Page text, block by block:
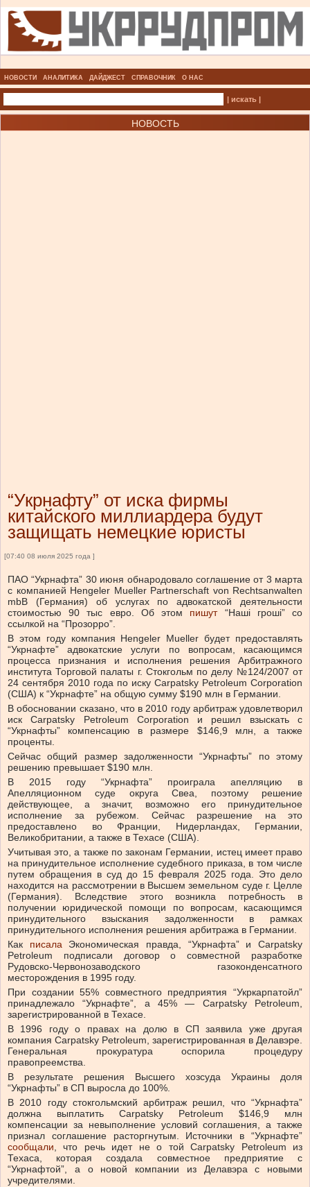
НОВОСТИ АНАЛИТИКА ДАЙДЖЕСТ СПРАВОЧНИК О НАС
| искать |
НОВОСТЬ
“Укрнафту” от иска фирмы
китайского миллиардера будут
защищать немецкие юристы
[07:40 08 июля 2025 года ]
ПАО “Укрнафта” 30 июня обнародовало соглашение от 3 марта
с компанией Hengeler Mueller Partnerschaft von Rechtsanwalten
mbB (Германия) об услугах по адвокатской деятельности
стоимостью 90 тыс евро. Об этом пишут
“Наші гроші” со
ссылкой на “Прозорро”.
В этом году компания Hengeler Mueller будет предоставлять
“Укрнафте” адвокатские услуги по вопросам, касающимся
процесса признания и исполнения решения Арбитражного
института Торговой палаты г. Стокгольм по делу №124/2007 от
24 сентября 2010 года по иску Carpatsky Petroleum Corporation
(США) к “Укрнафте” на общую сумму $190 млн в Германии.
В обосновании сказано, что в 2010 году арбитраж удовлетворил
иск Carpatsky Petroleum Corporation и решил взыскать с
“Укрнафты” компенсацию в размере $146,9 млн, а также
проценты.
Сейчас общий размер задолженности “Укрнафты” по этому
решению превышает $190 млн.
В 2015 году “Укрнафта” проиграла апелляцию в
Апелляционном суде округа Свеа, поэтому решение
действующее, а значит, возможно его принудительное
исполнение за рубежом. Сейчас разрешение на это
предоставлено во Франции, Нидерландах, Германии,
Великобритании, а также в Техасе (США).
Учитывая это, а также по законам Германии, истец имеет право
на принудительное исполнение судебного приказа, в том числе
путем обращения в суд до 15 февраля 2025 года. Это дело
находится на рассмотрении в Высшем земельном суде г. Целле
(Германия). Вследствие этого возникла потребность в
получении юридической помощи по вопросам, касающимся
принудительного взыскания задолженности в рамках
принудительного исполнения решения арбитража в Германии.
Как
писала
Экономическая правда, “Укрнафта” и Carpatsky
Petroleum подписали договор о совместной разработке
Рудовско-Червонозаводского газоконденсатного
месторождения в 1995 году.
При создании 55% совместного предприятия “Укркарпатойл”
принадлежало “Укрнафте”, а 45% — Carpatsky Petroleum,
зарегистрированной в Техасе.
В 1996 году о правах на долю в СП заявила уже другая
компания Carpatsky Petroleum, зарегистрированная в Делавэре.
Генеральная прокуратура оспорила процедуру
правопреемства.
В результате решения Высшего хозсуда Украины доля
“Укрнафты” в СП выросла до 100%.
В 2010 году стокгольмский арбитраж решил, что “Укрнафта”
должна выплатить Carpatsky Petroleum $146,9 млн
компенсации за невыполнение условий соглашения, а также
признал соглашение расторгнутым. Источники в “Укрнафте”
сообщали, что речь идет не о той Carpatsky Petroleum из
Техаса, которая создала совместное предприятие с
“Укрнафтой”, а о новой компании из Делавэра с новыми
учредителями.